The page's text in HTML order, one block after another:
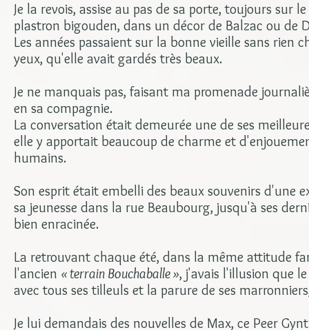
Je la revois, assise au pas de sa porte, toujours
plastron bigouden, dans un décor de Balzac ou de
Les années passaient sur la bonne vieille sans rien
yeux, qu'elle avait gardés très beaux.
Je ne manquais pas, faisant ma promenade
en sa compagnie.
La conversation était demeurée une de ses
elle y apportait beaucoup de charme et
humains.
Son esprit était embelli des beaux souvenirs d'une
sa jeunesse dans la rue Beaubourg, jusqu'à ses
bien enracinée.
La retrouvant chaque été, dans la même attitude
l'ancien « terrain Bouchaballe », j'avais l'illusion que
avec tous ses tilleuls et la parure de ses
Je lui demandais des nouvelles de Max, ce Peer